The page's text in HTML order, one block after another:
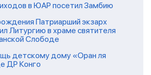
в ЮАР посетил Замбию
Патриарший экзарх
Литургию в храме святителя
Слободе
детскому дому «Оран ля
ДР Конго